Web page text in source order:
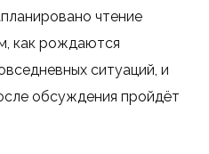
чтение
как рождаются
ситуаций, и
обсуждения пройдёт